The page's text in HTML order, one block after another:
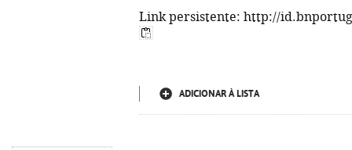
Link persistente: http://
ADICIONAR À LISTA